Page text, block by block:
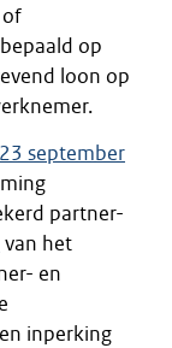
of
op
loon op
september
partner-
van het
en
inperking